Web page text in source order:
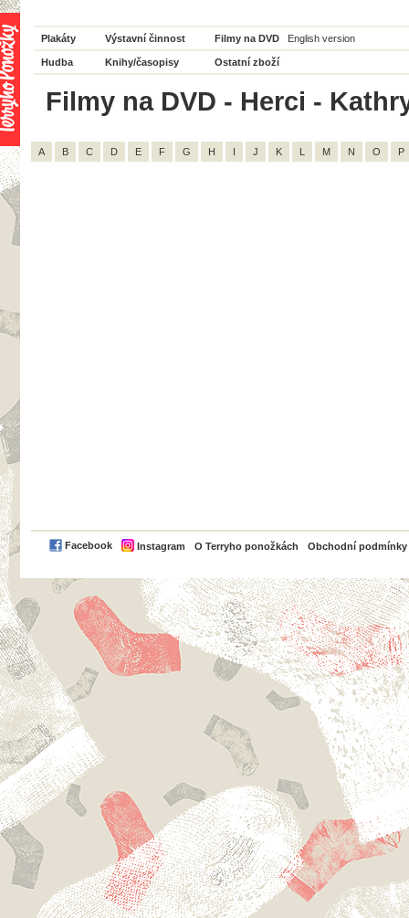
Plakáty Výstavní činnost Filmy na DVD English version
Hudba Knihy/časopisy Ostatní zboží
Filmy na DVD - Herci -
A B C D E F G H I J K L M N O P
Facebook Instagram O Terryho ponožkách Obchodní podmínky
PayPal